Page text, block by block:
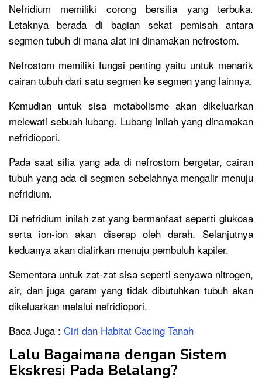
Nefridium memiliki corong bersilia yang terbuka.
Letaknya berada di bagian sekat pemisah antara
segmen tubuh di mana alat ini dinamakan nefrostom.
Nefrostom memiliki fungsi penting yaitu untuk menarik
cairan tubuh dari satu segmen ke segmen yang lainnya.
Kemudian untuk sisa metabolisme akan dikeluarkan
melewati sebuah lubang. Lubang inilah yang dinamakan
nefridiopori.
Pada saat silia yang ada di nefrostom bergetar, cairan
tubuh yang ada di segmen sebelahnya mengalir menuju
nefridium.
Di nefridium inilah zat yang bermanfaat seperti glukosa
serta ion-ion akan diserap oleh darah. Selanjutnya
keduanya akan dialirkan menuju pembuluh kapiler.
Sementara untuk zat-zat sisa seperti senyawa nitrogen,
air, dan juga garam yang tidak dibutuhkan tubuh akan
dikeluarkan melalui nefridiopori.
Baca Juga : Ciri dan Habitat Cacing Tanah
Lalu Bagaimana dengan Sistem
Ekskresi Pada Belalang?